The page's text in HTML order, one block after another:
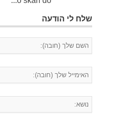
שלח לי הודעה